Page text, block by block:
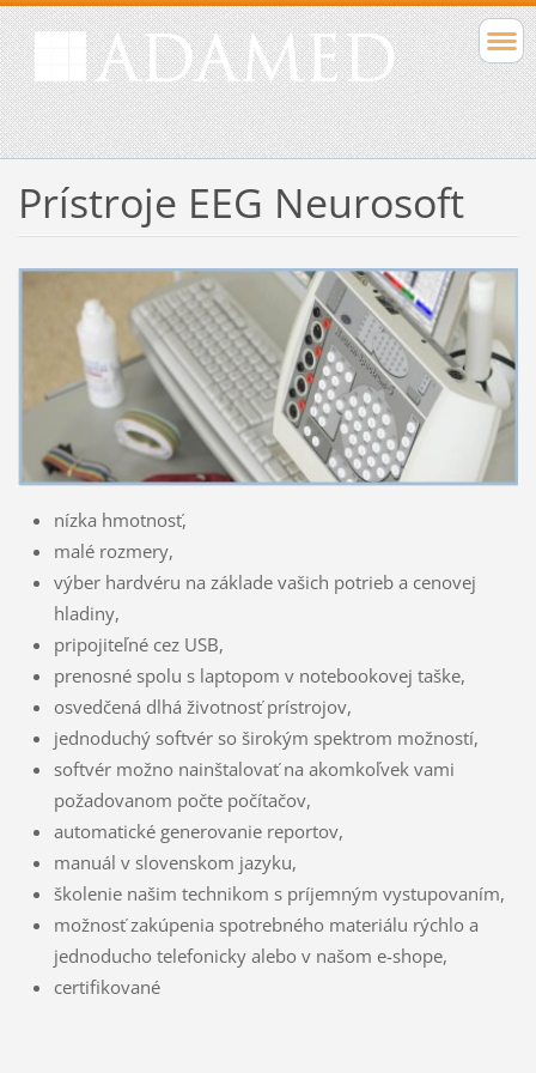
Prístroje EEG Neurosoft
nízka hmotnosť,
malé rozmery,
výber hardvéru na základe vašich potrieb a cenovej
hladiny,
pripojiteľné cez USB,
prenosné spolu s laptopom v notebookovej taške,
osvedčená dlhá životnosť prístrojov,
jednoduchý softvér so širokým spektrom možností,
softvér možno nainštalovať na akomkoľvek vami
požadovanom počte počítačov,
automatické generovanie reportov,
manuál v slovenskom jazyku,
školenie našim technikom s príjemným vystupovaním,
možnosť zakúpenia spotrebného materiálu rýchlo a
jednoducho telefonicky alebo v našom e-shope,
certifikované